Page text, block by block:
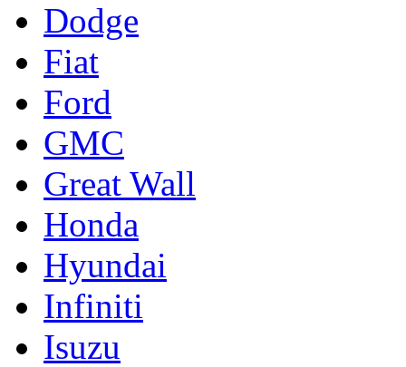
Dodge
Fiat
Ford
GMC
Great Wall
Honda
Hyundai
Infiniti
Isuzu